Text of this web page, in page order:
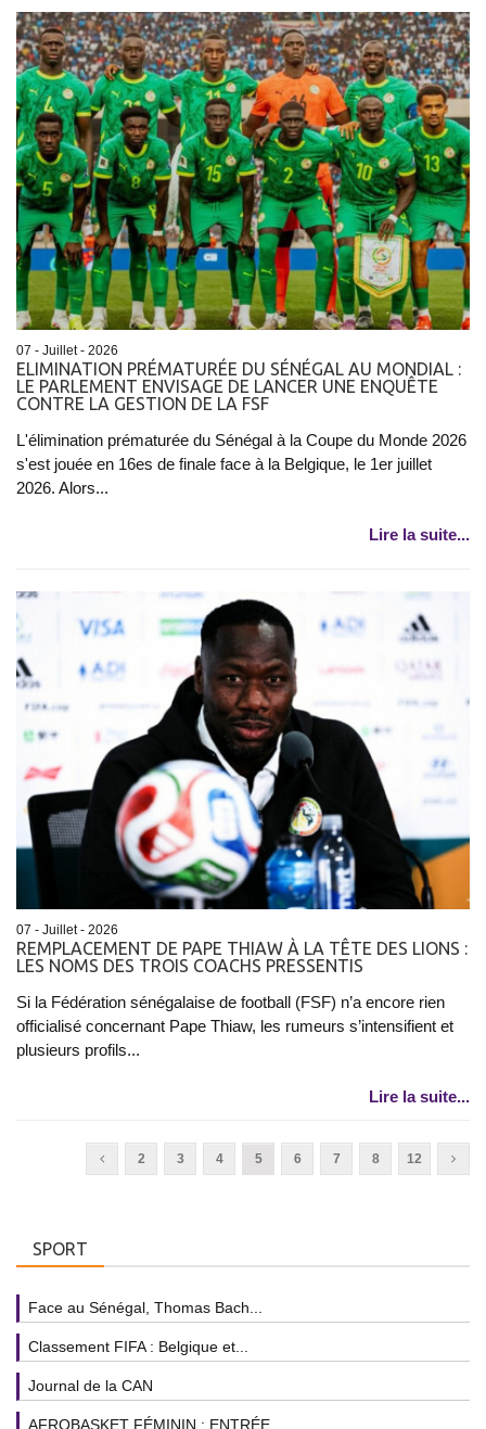
07 - Juillet - 2026
ELIMINATION PRÉMATURÉE DU SÉNÉGAL AU MONDIAL :
LE PARLEMENT ENVISAGE DE LANCER UNE ENQUÊTE
CONTRE LA GESTION DE LA FSF
L'élimination prématurée du Sénégal à la Coupe du Monde 2026
s'est jouée en 16es de finale face à la Belgique, le 1er juillet
2026. Alors...
Lire la suite...
07 - Juillet - 2026
REMPLACEMENT DE PAPE THIAW À LA TÊTE DES LIONS :
LES NOMS DES TROIS COACHS PRESSENTIS
Si la Fédération sénégalaise de football (FSF) n’a encore rien
officialisé concernant Pape Thiaw, les rumeurs s’intensifient et
plusieurs profils...
Lire la suite...
2 3 4 5 6 7 8 12
SPORT
Face au Sénégal, Thomas Bach...
Classement FIFA : Belgique et...
Journal de la CAN
AFROBASKET FÉMININ : ENTRÉE...